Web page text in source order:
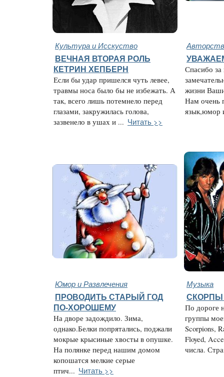
Культура и Исскуство
ВЕЧНАЯ ВТОРАЯ РОЛЬ
КЕТРИН ХЕПБЕРН
Если бы удар пришелся чуть левее,
травмы носа было бы не избежать. А
так, всего лишь потемнело перед
глазами, закружилась голова,
зазвенело в ушах и ... Читать >>
Спасибо
жизни
Нам очень
язык,юмор
Юмор и Развлечения Музыка
ПРОВОДИТЬ СТАРЫЙ ГОД
ПО-ХОРОШЕМУ
На дворе задождило. Зима,
однако.Белки попрятались, поджали
мокрые крысиные хвосты в опушке.
На полянке перед нашим домом
копошатся мелкие серые
птич... Читать >>
СКОРПЫ
По дороге
группы
Scorpions,
Floyed,
числа.